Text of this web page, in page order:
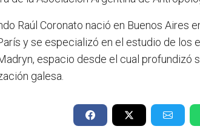
Raúl Coronato nació en Buenos Aires
y se especializó en el estudio de
espacio desde el cual
galesa.